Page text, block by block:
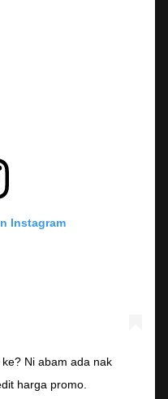
Instagram
Ni abam ada nak
harga promo.